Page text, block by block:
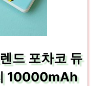
드 포차코 듀
10000mAh